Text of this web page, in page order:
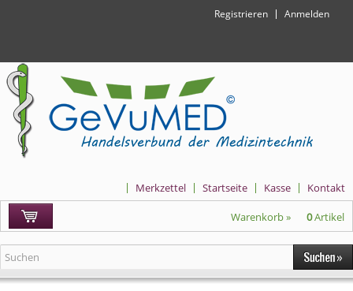
Registrieren Anmelden
Kontakt
Kasse
Startseite
Merkzettel
Warenkorb » 0Artikel